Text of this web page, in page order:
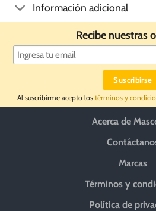
Información adicional
Recibe nuestras
Al suscribirme acepto los términos y
Acerca de
Marcas
Términos y
Política de